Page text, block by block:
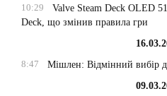
10:29
Valve Steam Deck OLED
Deck, що змінив правила гри
8:47
Мішлен: Відмінний вибір